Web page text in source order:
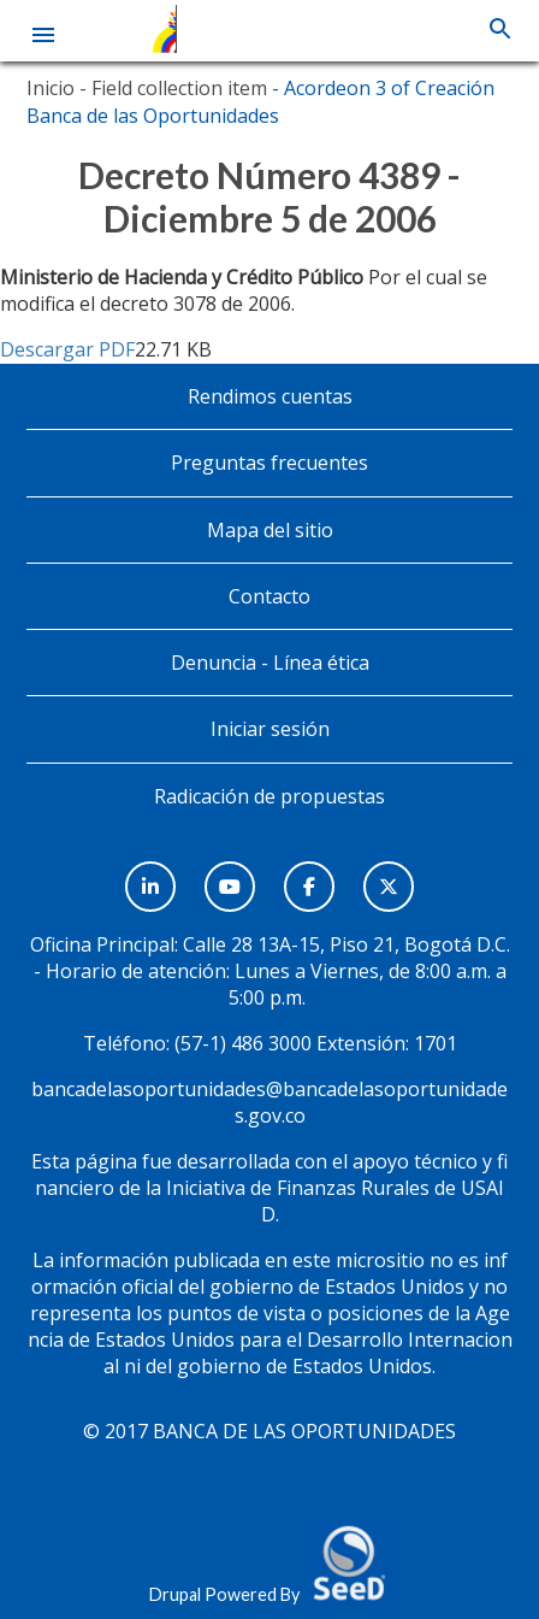
Pasar
contenido
Inicio - Field collection item - Acordeon 3 of Creación
Banca de las Oportunidades
Decreto Número 4389 -
Diciembre 5 de 2006
Ministerio de Hacienda y Crédito Público Por el cual se
modifica el decreto 3078 de 2006.
Descargar PDF22.71 KB
página
Rendimos cuentas
Preguntas frecuentes
Mapa del sitio
Contacto
Denuncia - Línea ética
Iniciar sesión
Radicación de propuestas
Social
Oficina Principal: Calle 28 13A-15, Piso 21, Bogotá D.C.
- Horario de atención: Lunes a Viernes, de 8:00 a.m. a
5:00 p.m.
Teléfono: (57-1) 486 3000 Extensión: 1701
bancadelasoportunidades@bancadelasoportunidade
s.gov.co
Esta página fue desarrollada con el apoyo técnico y fi
nanciero de la Iniciativa de Finanzas Rurales de USAI
D.
La información publicada en este micrositio no es inf
ormación oficial del gobierno de Estados Unidos y no
representa los puntos de vista o posiciones de la Age
ncia de Estados Unidos para el Desarrollo Internacion
al ni del gobierno de Estados Unidos.
© 2017 BANCA DE LAS OPORTUNIDADES
Drupal Powered By